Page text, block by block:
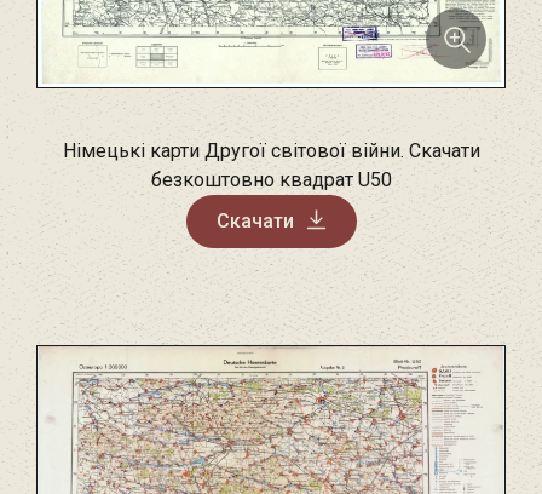
Німецькі карти Другої світової війни. Скачати
безкоштовно квадрат U50
Скачати